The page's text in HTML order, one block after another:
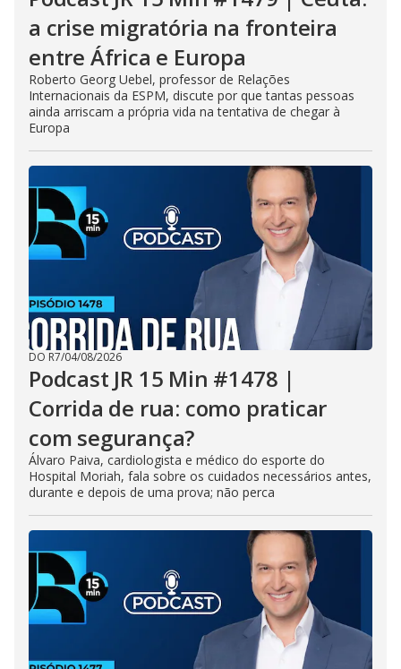
a crise migratória na fronteira
entre África e Europa
Roberto Georg Uebel, professor de Relações
Internacionais da ESPM, discute por que tantas pessoas
ainda arriscam a própria vida na tentativa de chegar à
Europa
DO R7/04/08/2026
Podcast JR 15 Min #1478 |
Corrida de rua: como praticar
com segurança?
Álvaro Paiva, cardiologista e médico do esporte do
Hospital Moriah, fala sobre os cuidados necessários antes,
durante e depois de uma prova; não perca